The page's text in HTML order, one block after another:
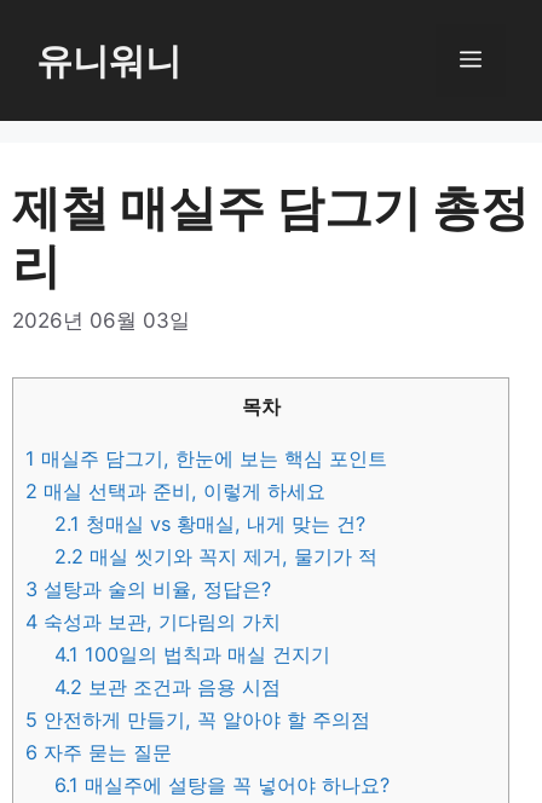
로
너
뛰
기
유니워니 메
제철 매실주 담그기 총정
리
2026년 06월 03일
목차
1 매실주 담그기, 한눈에 보는 핵심 포인트
2 매실 선택과 준비, 이렇게 하세요
2.1 청매실 vs 황매실, 내게 맞는 건?
2.2 매실 씻기와 꼭지 제거, 물기가 적
3 설탕과 술의 비율, 정답은?
4 숙성과 보관, 기다림의 가치
4.1 100일의 법칙과 매실 건지기
4.2 보관 조건과 음용 시점
5 안전하게 만들기, 꼭 알아야 할 주의점
6 자주 묻는 질문
6.1 매실주에 설탕을 꼭 넣어야 하나요?